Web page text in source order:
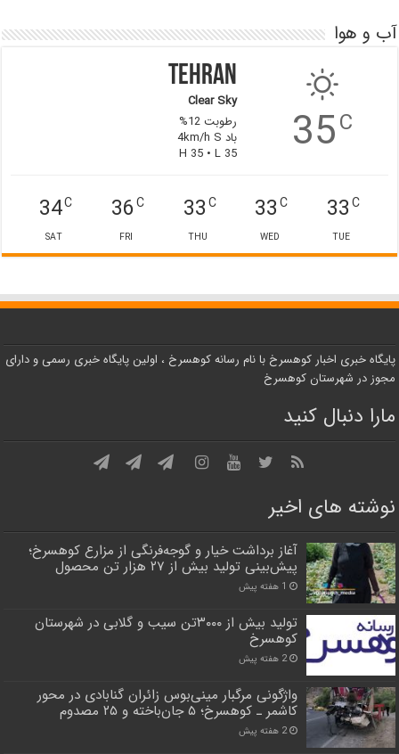
آب و هوا
35C
Tehran
Clear Sky
رطوبت 12%
باد 4km/h S
H 35 • L 35
33C
TUE
33C
WED
33C
THU
36C
FRI
34C
SAT
پایگاه خبری اخبار کوهسرخ با نام رسانه کوهسرخ ، اولین پایگاه خبری رسمی و دارای
مجوز در شهرستان کوهسرخ
مارا دنبال کنید
نوشته های اخیر
آغاز برداشت خیار و گوجه‌فرنگی از مزارع کوهسرخ؛
پیش‌بینی تولید بیش از ۲۷ هزار تن محصول
1 هفته پیش
تولید بیش از ۳۰۰۰تن سیب و گلابی در شهرستان
کوهسرخ
2 هفته پیش
واژگونی مرگبار مینی‌بوس زائران گنابادی در محور
کاشمر ـ کوهسرخ؛ ۵ جان‌باخته و ۲۵ مصدوم
2 هفته پیش